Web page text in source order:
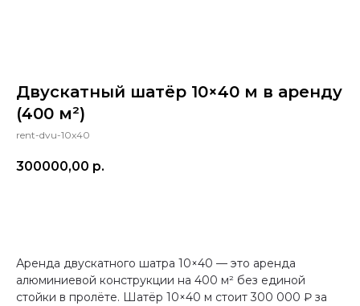
Двускатный шатёр 10×40 м в аренду
(400 м²)
rent-dvu-10x40
300000,00 р.
Аренда двускатного шатра 10×40 — это аренда
алюминиевой конструкции на 400 м² без единой
стойки в пролёте. Шатёр 10×40 м стоит 300 000 ₽ за